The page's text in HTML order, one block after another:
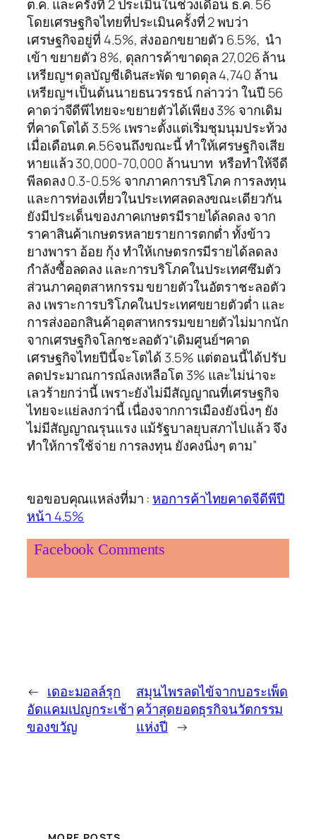
ต.ค. และครั้งที่ 2 ประเมินในช่วงเดือน ธ.ค. 56
โดยเศรษฐกิจไทยที่ประเมินครั้งที่ 2 พบว่า
เศรษฐกิจอยู่ที่ 4.5%, ส่งออกขยายตัว 6.5%, นำ
เข้า ขยายตัว 8%, ดุลการค้าขาดดุล 27,026 ล้าน
เหรียญฯ ดุลบัญชีเดินสะพัด ขาดดุล 4,740 ล้าน
เหรียญฯ เป็นต้นนายธนวรรธน์ กล่าวว่า ในปี 56
คาดว่าจีดีพีไทยจะขยายตัวได้เพียง 3% จากเดิม
ที่คาดโตได้ 3.5% เพราะตั้งแต่เริ่มชุมนุมประท้วง
เมื่อเดือนต.ค.56จนถึงขณะนี้ ทำให้เศรษฐกิจเสีย
หายแล้ว 30,000-70,000 ล้านบาท หรือทำให้จีดี
พีลดลง 0.3-0.5% จากภาคการบริโภค การลงทุน
และการท่องเที่ยวในประเทศลดลงขณะเดียวกัน
ยังมีประเด็นของภาคเกษตรมีรายได้ลดลง จาก
ราคาสินค้าเกษตรหลายรายการตกต่ำ ทั้งข้าว
ยางพารา อ้อย กุ้ง ทำให้เกษตรกรมีรายได้ลดลง
กำลังซื้อลดลง และการบริโภคในประเทศซึมตัว
ส่วนภาคอุตสาหกรรม ขยายตัวในอัตราชะลอตัว
ลง เพราะการบริโภคในประเทศขยายตัวต่ำ และ
การส่งออกสินค้าอุตสาหกรรมขยายตัวไม่มากนัก
จากเศรษฐกิจโลกชะลอตัว“เดิมศูนย์ฯคาด
เศรษฐกิจไทยปีนี้จะโตได้ 3.5% แต่ตอนนี้ได้ปรับ
ลดประมาณการณ์ลงเหลือโต 3% และไม่น่าจะ
เลวร้ายกว่านี้ เพราะยังไม่มีสัญญาณที่เศรษฐกิจ
ไทยจะแย่ลงกว่านี้ เนื่องจากการเมืองยังนิ่งๆ ยัง
ไม่มีสัญญาณรุนแรง แม้รัฐบาลยุบสภาไปแล้ว จึง
ทำให้การใช้จ่าย การลงทุน ยังคงนิ่งๆ ตาม”
ขอขอบคุณแหล่งที่มา : หอการค้าไทยคาดจีดีพีปี
หน้า 4.5%
Facebook Comments
← เดอะมอลล์รุก
อัดแคมเปญกระเช้า
ของขวัญ
สมุนไพรลดไข้จากบอระเพ็ด
คว้าสุดยอดธุรกิจนวัตกรรม
แห่งปี →